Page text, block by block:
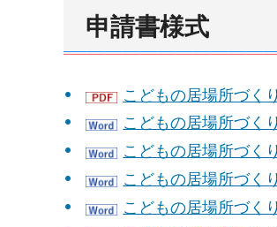
申請書様式
こどもの居場所づく
こどもの居場所づく
こどもの居場所づく
こどもの居場所づく
こどもの居場所づく